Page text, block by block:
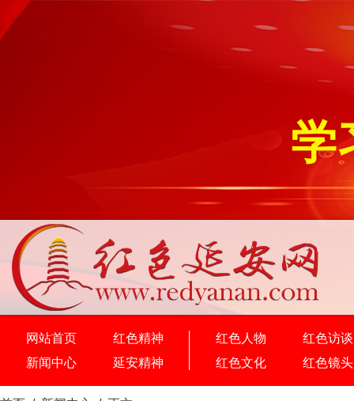
学
网站首页
红色精神
新闻中心
延安精神
红色人物
红色访谈
红色文化
红色镜头